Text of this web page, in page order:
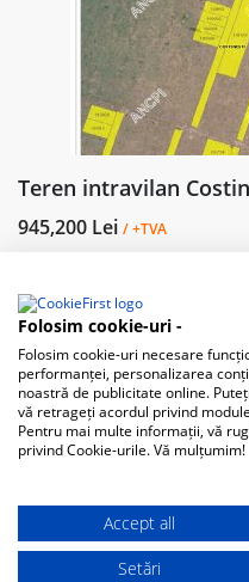
Teren intravilan
945,200 Lei / +TVA
2Next
Folosim cookie-uri -
Folosim cookie-uri necesare
performanței, personalizarea
noastră de publicitate online.
vă retrageți acordul privind
Pentru mai multe informații, vă
privind Cookie-urile. Vă mulțumim!
Accept all
Setări